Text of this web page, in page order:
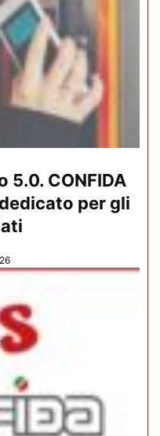
CONFIDA
per gli